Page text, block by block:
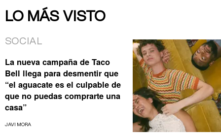
LO MÁS VISTO
SOCIAL
La nueva campaña de Taco
Bell llega para desmentir que
“el aguacate es el culpable de
que no puedas comprarte una
casa”
JAVI MORA